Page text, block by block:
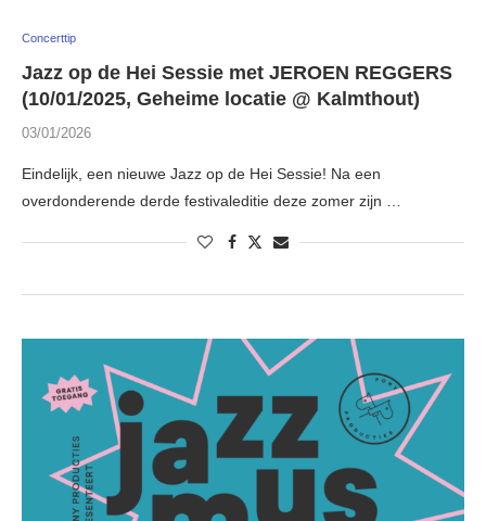
Concerttip
Jazz op de Hei Sessie met JEROEN REGGERS
(10/01/2025, Geheime locatie @ Kalmthout)
03/01/2026
Eindelijk, een nieuwe Jazz op de Hei Sessie! Na een
overdonderende derde festivaleditie deze zomer zijn …